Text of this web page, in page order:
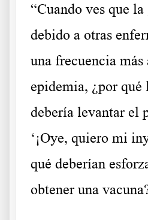
“Cuando ves que
debido a otras
una frecuencia más
epidemia, ¿por qué
debería levantar el
‘¡Oye, quiero mi
qué deberían
obtener una